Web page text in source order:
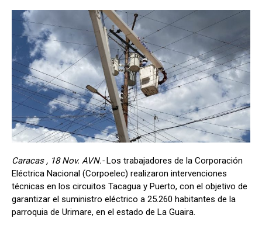
Caracas , 18 Nov. AVN.-Los trabajadores de la Corporación
Eléctrica Nacional (Corpoelec) realizaron intervenciones
técnicas en los circuitos Tacagua y Puerto, con el objetivo de
garantizar el suministro eléctrico a 25.260 habitantes de la
parroquia de Urimare, en el estado de La Guaira.